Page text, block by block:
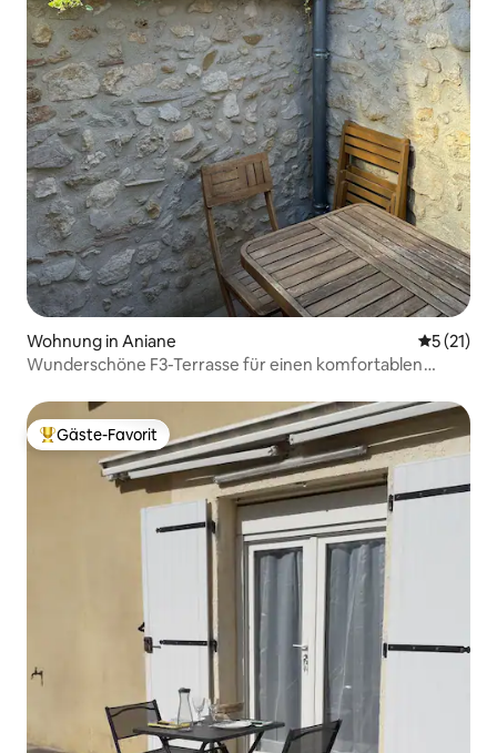
Wohnung in Aniane
5 (21)
Wunderschöne F3-Terrasse für einen komfortablen
Beliebter Gäste-Favorit.
Gäste-Favorit